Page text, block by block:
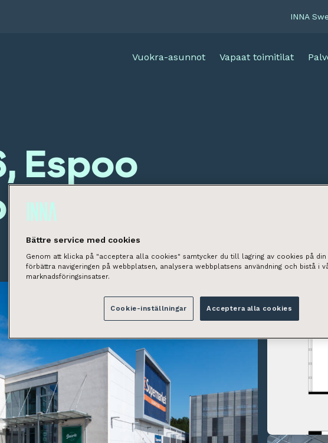
INNA
Vuokra-asunnot Vapaat toimitilat
Espoo
Bättre service med cookies
Genom att klicka på "acceptera alla cookies" samtycker du till lagring av cookies på
förbättra navigeringen på webbplatsen, analysera webbplatsens användning och bistå i
marknadsföringsinsatser.
Cookie-inställningar Acceptera alla cookies